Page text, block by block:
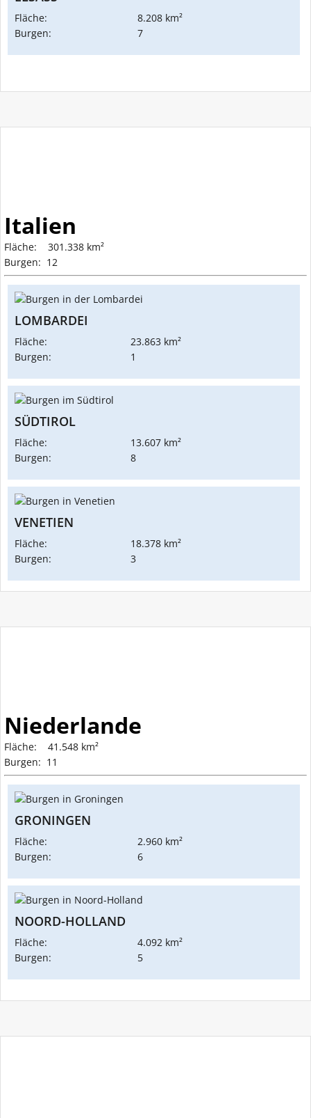
Fläche:
8.208 km²
Burgen:
7
Italien
Fläche: 301.338 km²
Burgen: 12
LOMBARDEI
Fläche:
23.863 km²
Burgen:
1
SÜDTIROL
Fläche:
13.607 km²
Burgen:
8
VENETIEN
Fläche:
18.378 km²
Burgen:
3
Niederlande
Fläche: 41.548 km²
Burgen: 11
GRONINGEN
Fläche:
2.960 km²
Burgen:
6
NOORD-HOLLAND
Fläche:
4.092 km²
Burgen:
5